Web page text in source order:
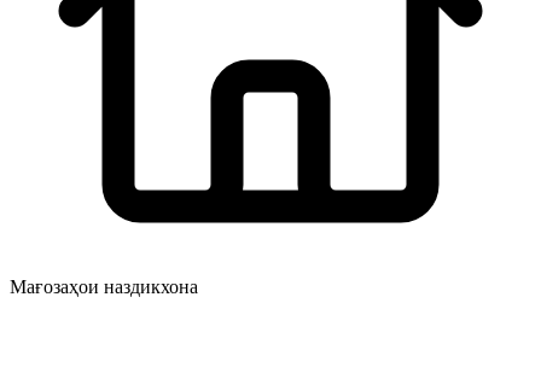
Мағозаҳои наздикхона